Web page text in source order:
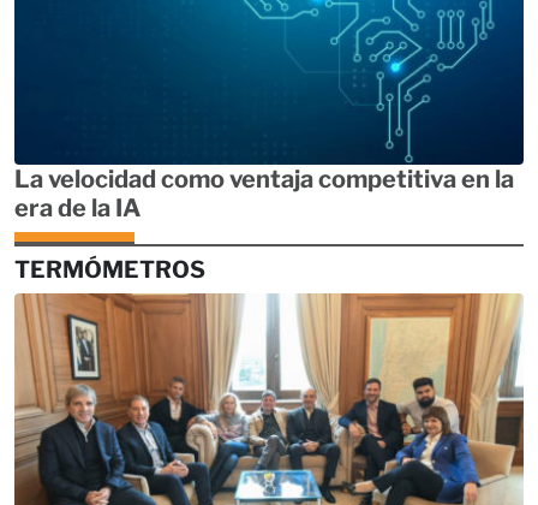
La velocidad como ventaja competitiva en la
era de la IA
TERMÓMETROS